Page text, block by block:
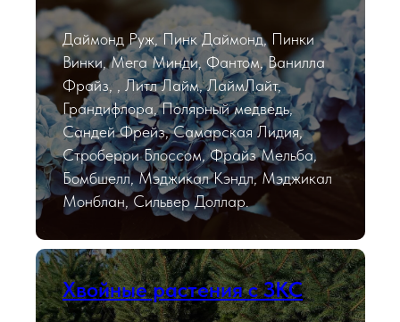
Даймонд Руж, Пинк Даймонд, Пинки
Винки, Мега Минди, Фантом, Ванилла
Фрайз, , Литл Лайм, ЛаймЛайт,
Грандифлора, Полярный медведь,
Сандей Фрейз, Самарская Лидия,
Строберри Блоссом, Фрайз Мельба,
Бомбшелл, Мэджикал Кэндл, Мэджикал
Монблан, Сильвер Доллар.
Хвойные растения с ЗКС